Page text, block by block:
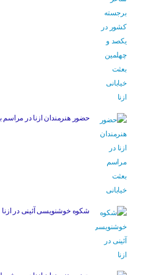
حضور هنرمندان ازنا در مراسم
شکوه خوشنویسی آئینی در ازنا